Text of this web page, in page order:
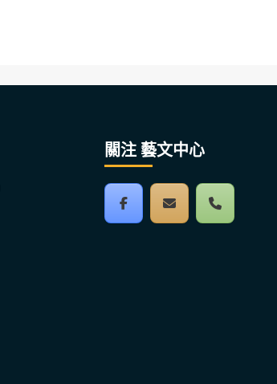
關注 藝文中心